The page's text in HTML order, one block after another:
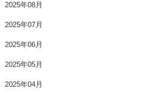
2025年08月
2025年07月
2025年06月
2025年05月
2025年04月